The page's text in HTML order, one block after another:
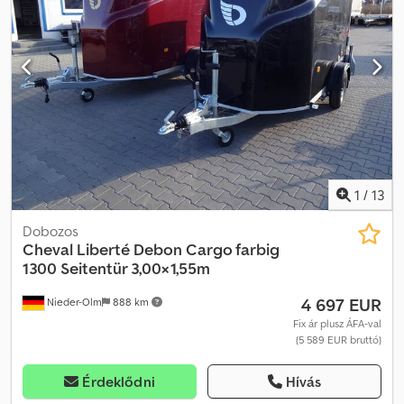
340/303x147x183 cm (HxSzxM) ► Megengedett össztömeg: 2700
kg ► Saját tömeg kb.: 815 kg ► Magas minőségű támasztókerék
► Belső világítás ► Teljesen zárható ► Gumiabroncsok: 165 R13C
► Teljes értékű pótkerék Cjdpfx Aexb T U Uoi Aorf ► LED
világítás Extrák: ► 6 db rögzítőgyűrű a padlóban ► 1 db
rögzítőrúd A leírásban és az árazásban annak ellenére is
előfordulhatnak hibák, hogy gondosan ellenőriztük az adatokat,
ezért árak, méretek, tömegek és a leírás kötelező érvényűségét
kizárjuk. Készleten, előzetes eladás jogát fenntartjuk.
1 / 13
Nieder-Olm 888 km
Dobozos
Cheval Liberté Debon Cargo farbig
1300 Seitentür 3,00×1,55m
4 697 EUR
Fix ár plusz ÁFA-val
(5 589 EUR bruttó)
Érdeklődni Hívás